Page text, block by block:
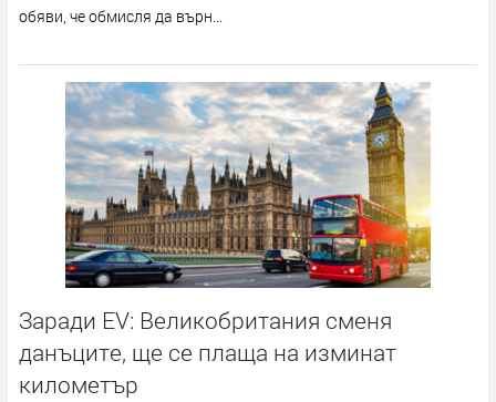
обяви, че обмисля да върн...
Заради EV: Великобритания сменя
данъците, ще се плаща на изминат
километър